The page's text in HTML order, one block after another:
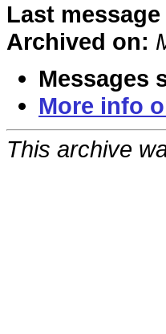
Last message
Archived on:
Messages
More info
This archive